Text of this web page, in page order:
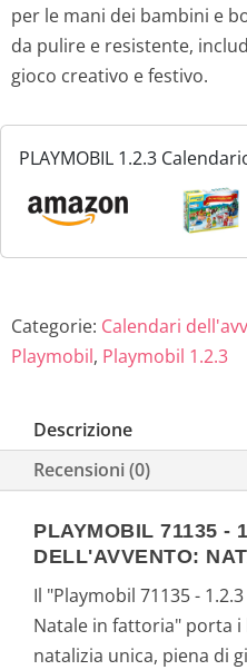
per le mani dei bambini e
da pulire e resistente,
gioco creativo e festivo.
PLAYMOBIL 1.2.3
in fattoria, periodo
giocattolo educativo per
Categorie: Calendari
Playmobil, Playmobil 1.2.3
Descrizione
Recensioni (0)
PLAYMOBIL 71135 -
DELL'AVVENTO:
Il "Playmobil 71135 -
Natale in fattoria" porta
natalizia unica, piena di